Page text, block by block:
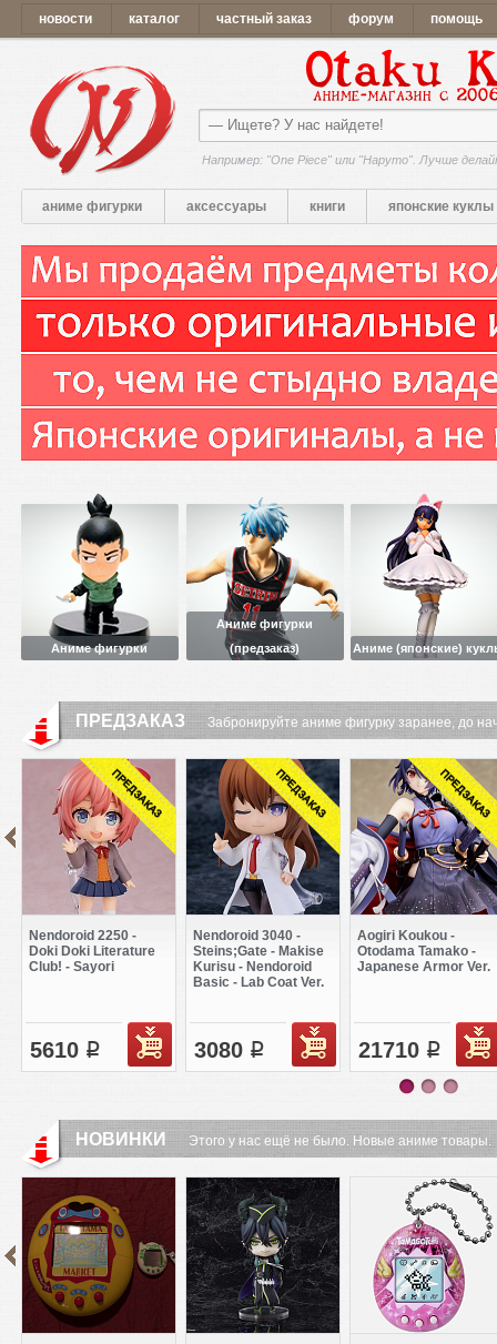
новости каталог частный заказ форум помощь
Например: "One Piece" или "Наруто". Лучше
аниме фигурки аксессуары книги японские куклы
Аниме фигурки
Аниме фигурки
(предзаказ)
Аниме (японские)
ПРЕДЗАКАЗ Забронируйте аниме фигурку заранее, до
Nendoroid 2250 -
Doki Doki Literature
Club! - Sayori
5610 q
Nendoroid 3040 -
Steins;Gate - Makise
Kurisu - Nendoroid
Basic - Lab Coat Ver.
3080 q
Aogiri Koukou -
Otodama Tamako -
Japanese Armor Ver.
21710 q
НОВИНКИ Этого у нас ещё не было. Новые аниме товары.